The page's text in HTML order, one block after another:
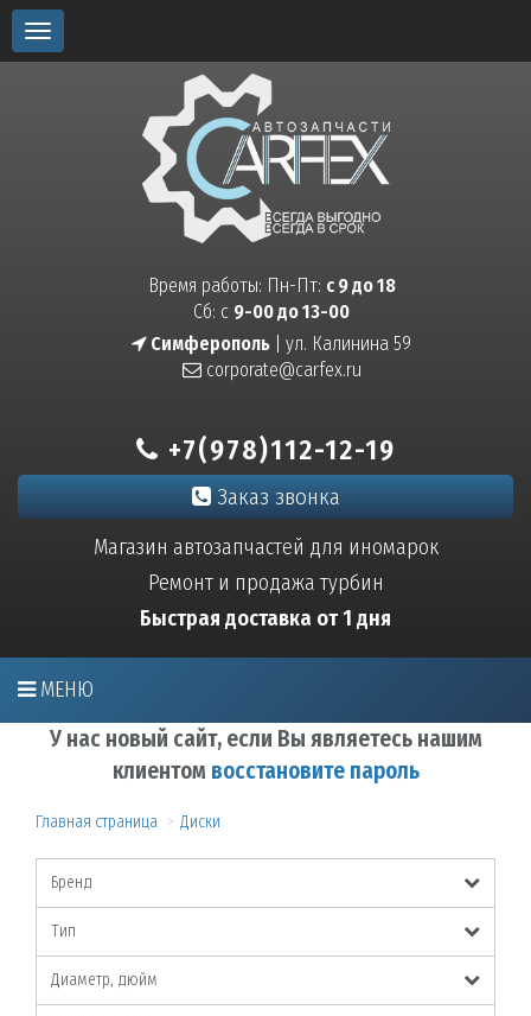
Toggle
navigation
Время работы: Пн-Пт: с 9 до 18
Сб: с 9-00 до 13-00
Симферополь | ул. Калинина 59
corporate@carfex.ru
+7(978)112-12-19
Заказ звонка
Магазин автозапчастей для иномарок
Ремонт и продажа турбин
Быстрая доставка от 1 дня
МЕНЮ
У нас новый сайт, если Вы являетесь нашим
клиентом восстановите пароль
Главная страница Диски
Бренд
Тип
Диаметр, дюйм